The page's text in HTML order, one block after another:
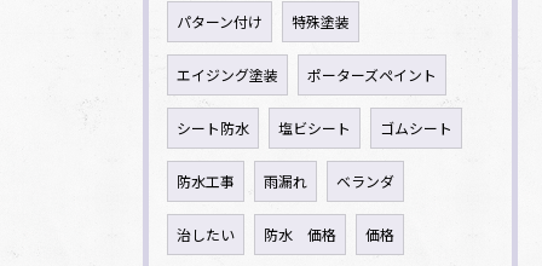
パターン付け 特殊塗装
エイジング塗装 ポーターズペイント
シート防水 塩ビシート ゴムシート
防水工事 雨漏れ ベランダ
治したい 防水 価格 価格